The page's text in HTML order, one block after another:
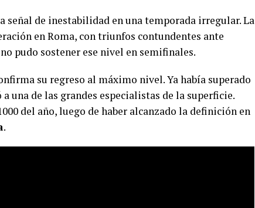
señal de inestabilidad en una temporada irregular. La
en Roma, con triunfos contundentes ante
pudo sostener ese nivel en semifinales.
su regreso al máximo nivel. Ya había superado
una de las grandes especialistas de la superficie.
del año, luego de haber alcanzado la definición en
.